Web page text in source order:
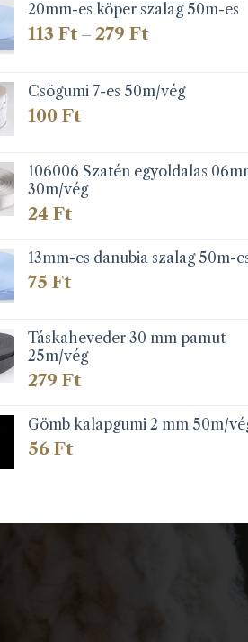
20mm-es köper szalag 50m-es
113Ft – 279FtÁrtartomány:
279 Ft
Csögumi 7-es 50m/vég
100Ft
106006 Szatén egyoldalas
30m/vég
24Ft
13mm-es danubia szalag 50m-
75Ft
Táskaheveder 30 mm pamut
25m/vég
279Ft
Gömb kalapgumi 2 mm 50m/
56Ft